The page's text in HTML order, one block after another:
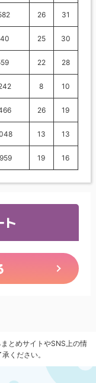
26 31
25 30
22 28
8 10
26 19
13 13
19 16
ト
とめサイトやSNS上の情
ください。